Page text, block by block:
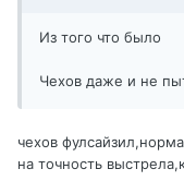
Из того что было
Чехов даже и не
чехов
на точность